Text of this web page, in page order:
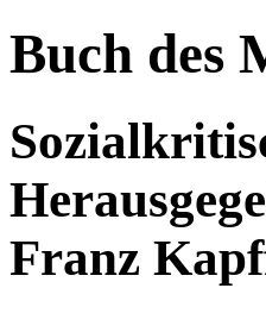
Buch des
Franz